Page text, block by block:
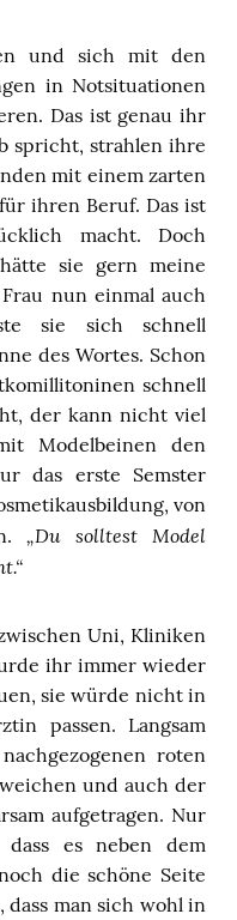
und sich mit den
in Notsituationen
Das ist genau ihr
spricht, strahlen ihre
mit einem zarten
ihren Beruf. Das ist
macht. Doch
sie gern meine
nun einmal auch
sie sich schnell
des Wortes. Schon
schnell
der kann nicht viel
Modelbeinen den
das erste Semster
von
„Du solltest Model
Uni, Kliniken
ihr immer wieder
sie würde nicht in
passen. Langsam
roten
und auch der
aufgetragen. Nur
es neben dem
die schöne Seite
man sich wohl in